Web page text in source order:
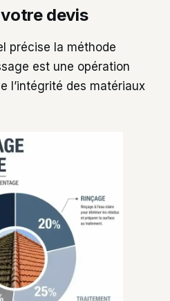
devis
précise la méthode
est une opération
l’intégrité des matériaux